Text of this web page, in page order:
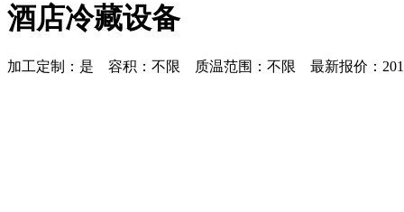
酒店冷藏设备
加工定制：是 容积：不限 质温范围：不限 最新报价：